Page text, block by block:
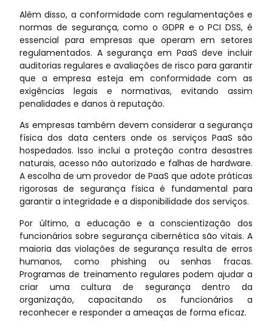
Além disso, a conformidade com regulamentações e
normas de segurança, como o GDPR e o PCI DSS, é
essencial para empresas que operam em setores
regulamentados. A segurança em PaaS deve incluir
auditorias regulares e avaliações de risco para garantir
que a empresa esteja em conformidade com as
exigências legais e normativas, evitando assim
penalidades e danos à reputação.
As empresas também devem considerar a segurança
física dos data centers onde os serviços PaaS são
hospedados. Isso inclui a proteção contra desastres
naturais, acesso não autorizado e falhas de hardware.
A escolha de um provedor de PaaS que adote práticas
rigorosas de segurança física é fundamental para
garantir a integridade e a disponibilidade dos serviços.
Por último, a educação e a conscientização dos
funcionários sobre segurança cibernética são vitais. A
maioria das violações de segurança resulta de erros
humanos, como phishing ou senhas fracas.
Programas de treinamento regulares podem ajudar a
criar uma cultura de segurança dentro da
organização, capacitando os funcionários a
reconhecer e responder a ameaças de forma eficaz.